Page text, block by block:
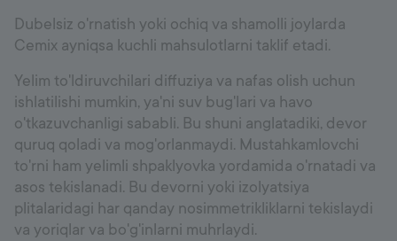
Dubelsiz o'rnatish yoki ochiq va shamolli joylarda
Cemix ayniqsa kuchli mahsulotlarni taklif etadi.
Yelim to'ldiruvchilari diffuziya va nafas olish uchun
ishlatilishi mumkin, ya'ni suv bug'lari va havo
o'tkazuvchanligi sababli. Bu shuni anglatadiki, devor
quruq qoladi va mog'orlanmaydi. Mustahkamlovchi
to'rni ham yelimli shpaklyovka yordamida o'rnatadi va
asos tekislanadi. Bu devorni yoki izolyatsiya
plitalaridagi har qanday nosimmetrikliklarni tekislaydi
va yoriqlar va bo'g'inlarni muhrlaydi.